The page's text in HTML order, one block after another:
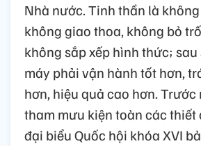
Nhà nước. Tinh thần là
không giao thoa, không bỏ
không sắp xếp hình thức; sau
máy phải vận hành tốt hơn,
hơn, hiệu quả cao hơn. Trước
tham mưu kiện toàn các thiết
đại biểu Quốc hội khóa XVI